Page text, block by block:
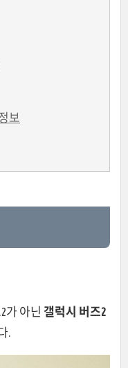
보
가 아닌 갤럭시 버즈2
.